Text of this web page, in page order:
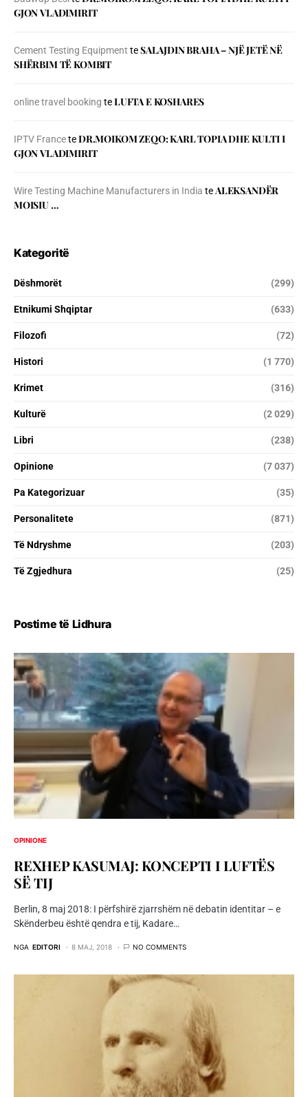
GJON VLADIMIRIT
Cement Testing Equipment teSALAJDIN BRAHA – NJЁ JETЁ NЁ
SHЁRBIM TЁ KOMBIT
online travel booking teLUFTA E KOSHARES
IPTV FranceteDR.MOIKOM ZEQO: KARL TOPIA DHE KULTI I
GJON VLADIMIRIT
Wire Testing Machine Manufacturers in India teALEKSANDËR
MOISIU …
Kategoritë
Dëshmorët (299)
Etnikumi Shqiptar (633)
Filozofi (72)
Histori (1 770)
Krimet (316)
Kulturë (2 029)
Libri (238)
Opinione (7 037)
Pa Kategorizuar (35)
Personalitete (871)
Të Ndryshme (203)
Të Zgjedhura (25)
Postime të Lidhura
OPINIONE
REXHEP KASUMAJ: KONCEPTI I LUFTËS
SË TIJ
Berlin, 8 maj 2018: I përfshirë zjarrshëm në debatin identitar – e
Skënderbeu është qendra e tij, Kadare…
NGA EDITORI 8 MAJ, 2018 NO COMMENTS